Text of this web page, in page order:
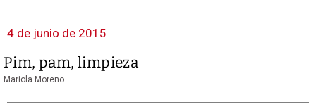
4 de junio de 2015
Pim, pam, limpieza
Mariola Moreno